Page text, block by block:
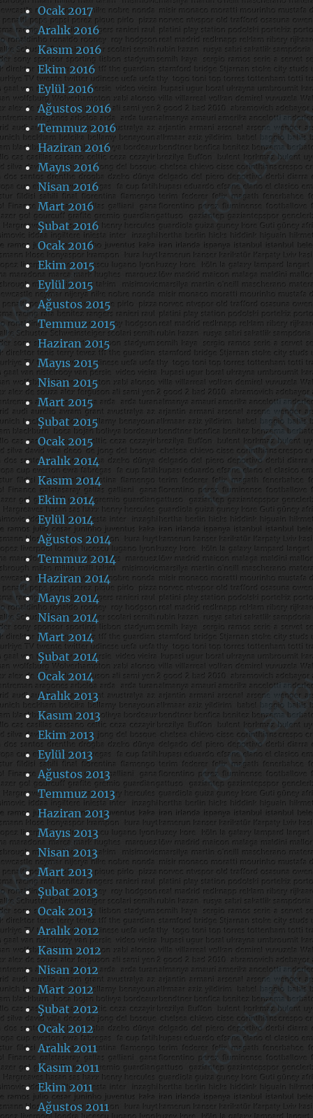
Ocak 2017
Aralık 2016
Kasım 2016
Ekim 2016
Eylül 2016
Ağustos 2016
Temmuz 2016
Haziran 2016
Mayıs 2016
Nisan 2016
Mart 2016
Şubat 2016
Ocak 2016
Ekim 2015
Eylül 2015
Ağustos 2015
Temmuz 2015
Haziran 2015
Mayıs 2015
Nisan 2015
Mart 2015
Şubat 2015
Ocak 2015
Aralık 2014
Kasım 2014
Ekim 2014
Eylül 2014
Ağustos 2014
Temmuz 2014
Haziran 2014
Mayıs 2014
Nisan 2014
Mart 2014
Şubat 2014
Ocak 2014
Aralık 2013
Kasım 2013
Ekim 2013
Eylül 2013
Ağustos 2013
Temmuz 2013
Haziran 2013
Mayıs 2013
Nisan 2013
Mart 2013
Şubat 2013
Ocak 2013
Aralık 2012
Kasım 2012
Nisan 2012
Mart 2012
Şubat 2012
Ocak 2012
Aralık 2011
Kasım 2011
Ekim 2011
Ağustos 2011